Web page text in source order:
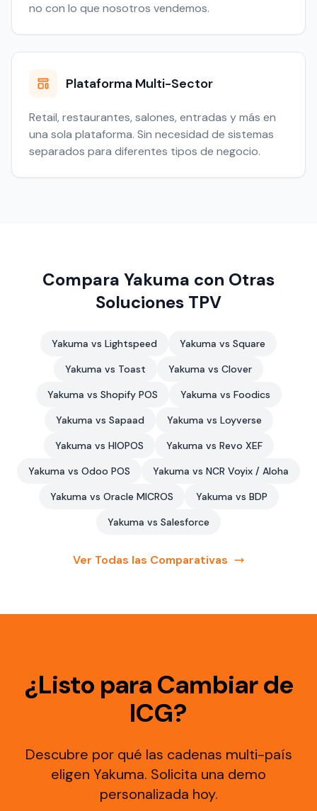
no con lo que nosotros vendemos.
Plataforma Multi-Sector
Retail, restaurantes, salones, entradas y más en
una sola plataforma. Sin necesidad de sistemas
separados para diferentes tipos de negocio.
Compara Yakuma con Otras
Soluciones TPV
Yakuma vs Lightspeed
Yakuma vs Square
Yakuma vs Toast
Yakuma vs Clover
Yakuma vs Shopify POS
Yakuma vs Foodics
Yakuma vs Sapaad
Yakuma vs Loyverse
Yakuma vs HIOPOS
Yakuma vs Revo XEF
Yakuma vs Odoo POS
Yakuma vs NCR Voyix / Aloha
Yakuma vs Oracle MICROS
Yakuma vs BDP
Yakuma vs Salesforce
Ver Todas las Comparativas
¿Listo para Cambiar de
ICG?
Descubre por qué las cadenas multi-país
eligen Yakuma. Solicita una demo
personalizada hoy.